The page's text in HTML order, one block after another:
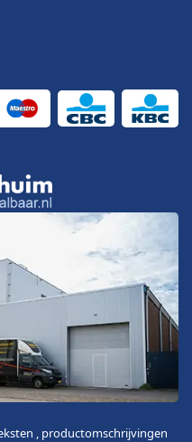
, productomschrijvingen